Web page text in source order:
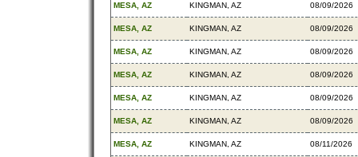
MESA, AZ KINGMAN, AZ 08/09/2026
MESA, AZ KINGMAN, AZ 08/09/2026
MESA, AZ KINGMAN, AZ 08/09/2026
MESA, AZ KINGMAN, AZ 08/09/2026
MESA, AZ KINGMAN, AZ 08/09/2026
MESA, AZ KINGMAN, AZ 08/09/2026
MESA, AZ KINGMAN, AZ 08/11/2026